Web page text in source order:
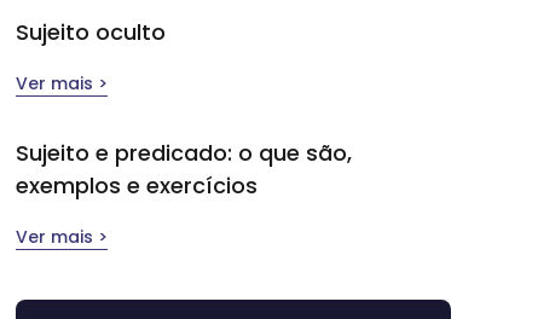
Sujeito oculto
Ver mais >
Sujeito e predicado: o que são,
exemplos e exercícios
Ver mais >